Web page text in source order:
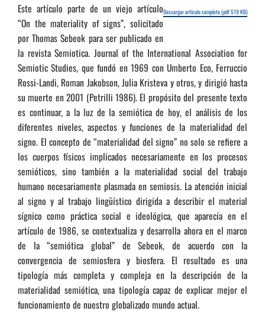
Descargar artículo completo (pdf 519 KB)
Este artículo parte de un viejo artículo
“On the materiality of signs”, solicitado
por Thomas Sebeok para ser publicado en
la revista Semiotica. Journal of the International Association for
Semiotic Studies, que fundó en 1969 con Umberto Eco, Ferruccio
Rossi-Landi, Roman Jakobson, Julia Kristeva y otros, y dirigió hasta
su muerte en 2001 (Petrilli 1986). El propósito del presente texto
es continuar, a la luz de la semiótica de hoy, el análisis de los
diferentes niveles, aspectos y funciones de la materialidad del
signo. El concepto de “materialidad del signo” no solo se refiere a
los cuerpos físicos implicados necesariamente en los procesos
semióticos, sino también a la materialidad social del trabajo
humano necesariamente plasmada en semiosis. La atención inicial
al signo y al trabajo lingüístico dirigida a describir el material
sígnico como práctica social e ideológica, que aparecía en el
artículo de 1986, se contextualiza y desarrolla ahora en el marco
de la “semiótica global” de Sebeok, de acuerdo con la
convergencia de semiosfera y biosfera. El resultado es una
tipología más completa y compleja en la descripción de la
materialidad semiótica, una tipología capaz de explicar mejor el
funcionamiento de nuestro globalizado mundo actual.